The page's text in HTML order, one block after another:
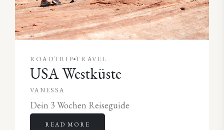
ROADTRIP TRAVEL
USA Westküste
VANESSA
Dein 3 Wochen Reiseguide
READ MORE